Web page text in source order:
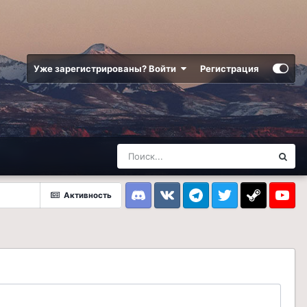
Уже зарегистрированы? Войти Регистрация
Активность
DiscordVK TelegramTwitter Steam